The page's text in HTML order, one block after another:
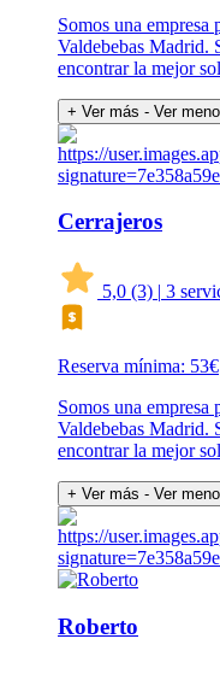
Somos una empresa
Valdebebas Madrid.
encontrar la mejor
+ Ver más - Ver
Cerrajeros
5,0 (3) | 3
Reserva mínima: 53€
Somos una empresa
Valdebebas Madrid.
encontrar la mejor
+ Ver más - Ver
Roberto